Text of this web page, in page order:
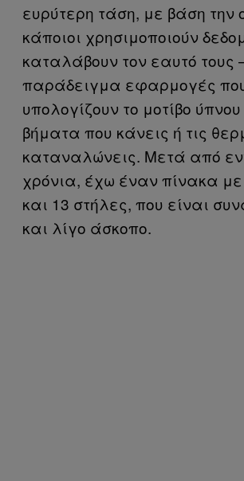
ευρύτερη τάση, με βάση την
κάποιοι χρησιμοποιούν
καταλάβουν τον εαυτό τους
παράδειγμα εφαρμογές
υπολογίζουν το μοτίβο
βήματα που κάνεις ή τις
καταναλώνεις. Μετά από
χρόνια, έχω έναν πίνακα με
και 13 στήλες, που είναι
και λίγο άσκοπο.